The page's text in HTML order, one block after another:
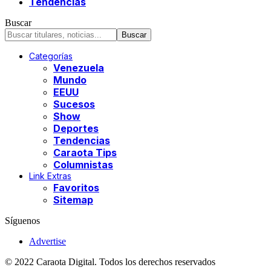
Buscar
Categorías
Venezuela
Mundo
EEUU
Sucesos
Show
Deportes
Tendencias
Caraota Tips
Columnistas
Link Extras
Favoritos
Sitemap
Síguenos
Advertise
© 2022 Caraota Digital. Todos los derechos reservados